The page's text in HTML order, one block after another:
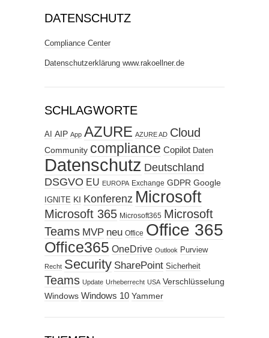
DATENSCHUTZ
Compliance Center
Datenschutzerklärung www.rakoellner.de
SCHLAGWORTE
AI AIP App AZURE AZURE AD Cloud
Community compliance Copilot Daten
Datenschutz Deutschland
DSGVO EU EUROPA Exchange GDPR Google
IGNITE KI Konferenz Microsoft
Microsoft 365 Microsoft365 Microsoft
Teams MVP neu Office Office 365
Office365 OneDrive Outlook Purview
Recht Security SharePoint Sicherheit
Teams Update Urheberrecht USA Verschlüsselung
Windows Windows 10 Yammer